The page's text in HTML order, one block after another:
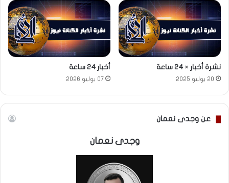
نشرة أخبار × 24 ساعة
20 يوليو 2025
أخبار 24 ساعة
07 يوليو 2026
عن وجدى نعمان
وجدى نعمان